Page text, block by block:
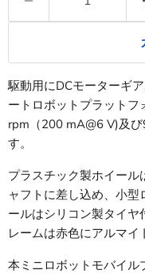
駆動用にDCモーターギ
ートロボットプラット
rpm（200 mA@6 V)及
す。
プラスチック製ホイー
ャフトに差し込め、小
ールはシリコン製タイ
レームは赤色にアルマイ
本ミニロボットモバイ